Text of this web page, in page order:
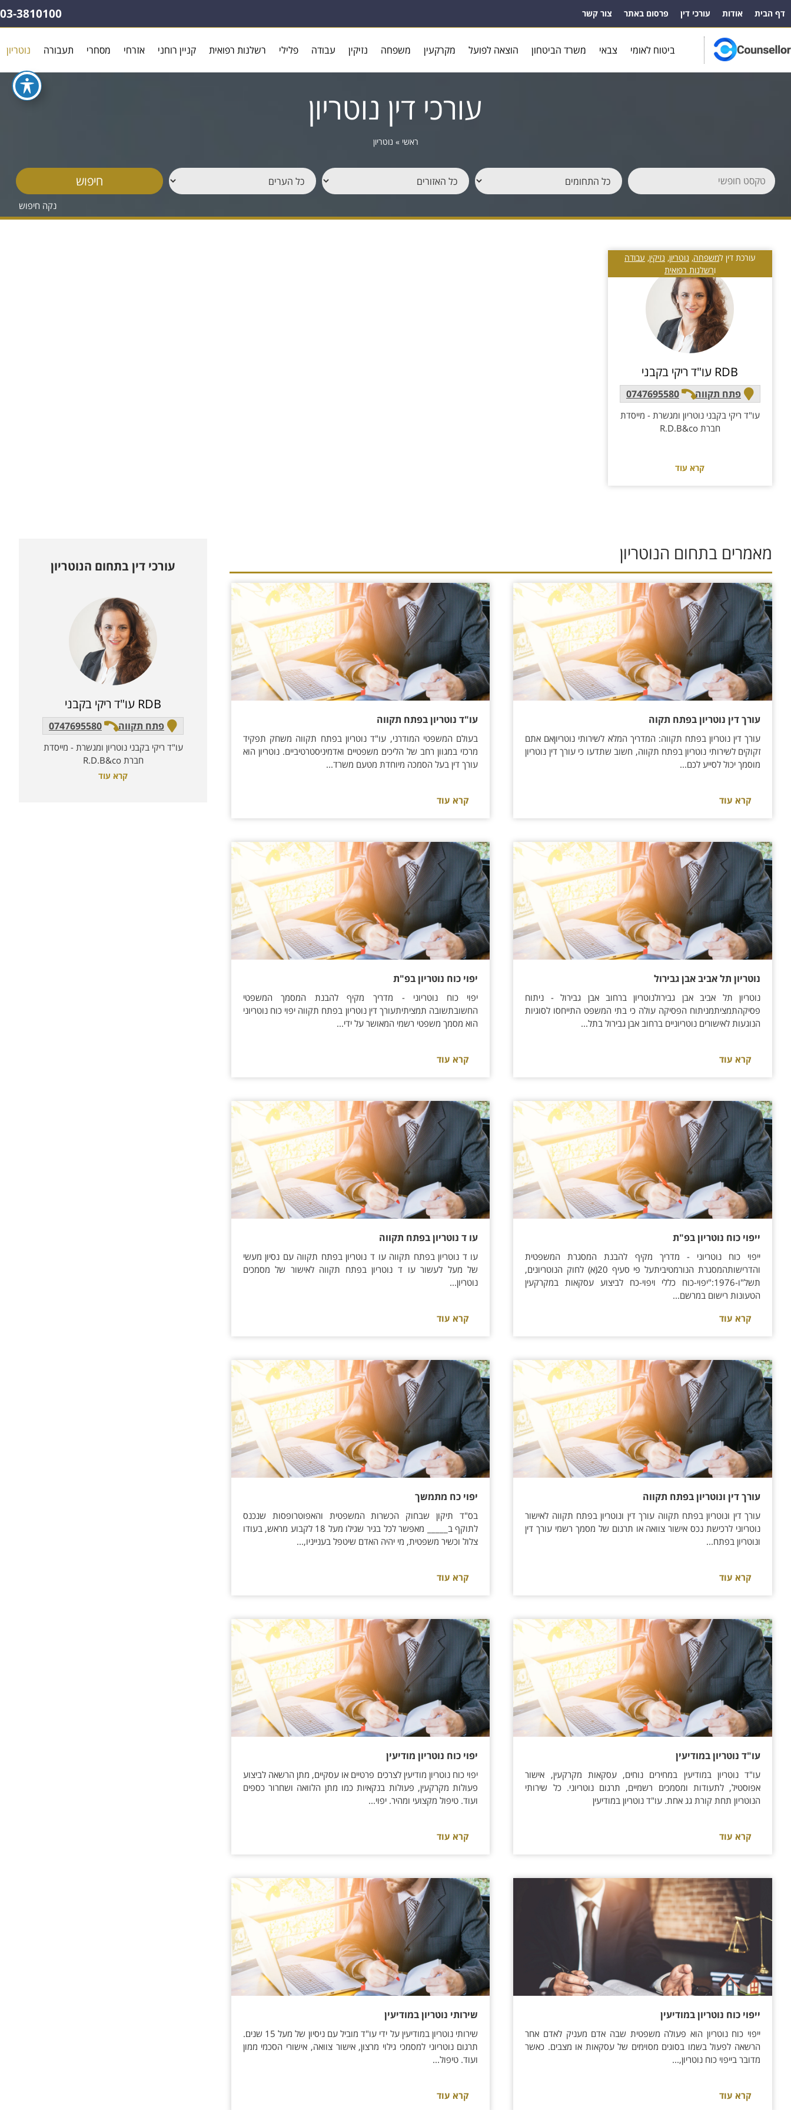
דף הבית אודות עורכי דין פרסום באתר צור קשר 03-3810100
ביטוח לאומי צבאי משרד הביטחון הוצאה לפועל מקרקעין משפחה נזיקין עבודה פלילי רשלנות רפואית קניין רוחני אזרחי מסחרי תעבורה נוטריון
עורכי דין נוטריון
ראשי » נוטריון
RDB עו"ד ריקי בקבני
פתח תקווה 0747695580
עו"ד ריקי בקבני נוטריון ומגשרת - מייסדת
חברת R.D.B&co
עורכת דין למשפחה, נוטריון, נזיקין, עבודה
ורשלנות רפואית
קרא עוד
מאמרים בתחום הנוטריון
עורך דין נוטריון בפתח תקוה
עורך דין נוטריון בפתח תקווה: המדריך המלא לשירותי נוטריוןאם אתם
זקוקים לשירותי נוטריון בפתח תקווה, חשוב שתדעו כי עורך דין נוטריון
מוסמך יכול לסייע לכם...
קרא עוד
עו"ד נוטריון בפתח תקווה
בעולם המשפטי המודרני, עו"ד נוטריון בפתח תקווה משחק תפקיד
מרכזי במגוון רחב של הליכים משפטיים ואדמיניסטרטיביים. נוטריון הוא
עורך דין בעל הסמכה מיוחדת מטעם משרד...
קרא עוד
נוטריון תל אביב אבן גבירול
נוטריון תל אביב אבן גבירולנוטריון ברחוב אבן גבירול - ניתוח
פסיקהתמציתמניתוח הפסיקה עולה כי בתי המשפט התייחסו לסוגיות
הנוגעות לאישורים נוטריוניים ברחוב אבן גבירול בתל...
קרא עוד
יפוי כוח נוטריון בפ"ת
יפוי כוח נוטריוני - מדריך מקיף להבנת המסמך המשפטי
החשובתשובה תמציתיתעורך דין נוטריון בפתח תקווה יפוי כוח נוטריוני
הוא מסמך משפטי רשמי המאושר על ידי...
קרא עוד
ייפוי כוח נוטריון בפ"ת
ייפוי כוח נוטריוני - מדריך מקיף להבנת המסגרת המשפטית
והדרישותהמסגרת הנורמטיביתעל פי סעיף 20(א) לחוק הנוטריונים,
תשל"ו-1976:"יפוי-כוח כללי ויפוי-כח לביצוע עסקאות במקרקעין
הטעונות רישום במרשם...
קרא עוד
עו ד נוטריון בפתח תקווה
עו ד נוטריון בפתח תקווה עו ד נוטריון בפתח תקווה עם נסיון מעשי
של מעל לעשור עו ד נוטריון בפתח תקווה לאישור של מסמכים
נוטריון...
קרא עוד
עורך דין ונוטריון בפתח תקווה
עורך דין ונוטריון בפתח תקווה עורך דין ונוטריון בפתח תקווה לאישור
נוטריוני לרכישת נכס אישור צוואה או תרגום של מסמך רשמי עורך דין
ונוטריון בפתח...
קרא עוד
יפוי כח מתמשך
בס"ד תיקון שבחוק הכשרות המשפטית והאפוטרופסות שנכנס
לתוקף ב_____ מאפשר לכל בגיר שגילו מעל 18 לקבוע מראש, בעודו
צלול וכשיר משפטית, מי יהיה האדם שיטפל בענייניו,...
קרא עוד
עו"ד נוטריון במודיעין
עו"ד נוטריון במודיעין במחירים נוחים, עסקאות מקרקעין, אישור
אפוסטיל, לתעודות ומסמכים רשמיים, תרגום נוטריוני. כל שירותי
הנוטריון תחת קורת גג אחת. עו"ד נוטריון במודיעין
קרא עוד
יפוי כוח נוטריון מודיעין
יפוי כוח נוטריון מודיעין לצרכים פרטיים או עסקיים, מתן הרשאה לביצוע
פעולות מקרקעין, פעולות בנקאיות כמו מתן הלוואה ושחרור כספים
ועוד. טיפול מקצועי ומהיר. יפוי...
קרא עוד
ייפוי כוח נוטריון במודיעין
ייפוי כוח נוטריון הוא פעולה משפטית שבה אדם מעניק לאדם אחר
הרשאה לפעול בשמו בסוגים מסוימים של עסקאות או מצבים. כאשר
מדובר בייפוי כוח נוטריון,...
קרא עוד
שירותי נוטריון במודיעין
שירותי נוטריון במודיעין על ידי עו"ד מוביל עם ניסיון של מעל 15 שנים.
תרגום נוטריוני למסמכי גילוי מרצון, אישור צוואה, אישורי הסכמי ממון
ועוד. טיפול...
קרא עוד
עורכי דין בתחום הנוטריון
RDB עו"ד ריקי בקבני
פתח תקווה 0747695580
עו"ד ריקי בקבני נוטריון ומגשרת - מייסדת
חברת R.D.B&co
קרא עוד